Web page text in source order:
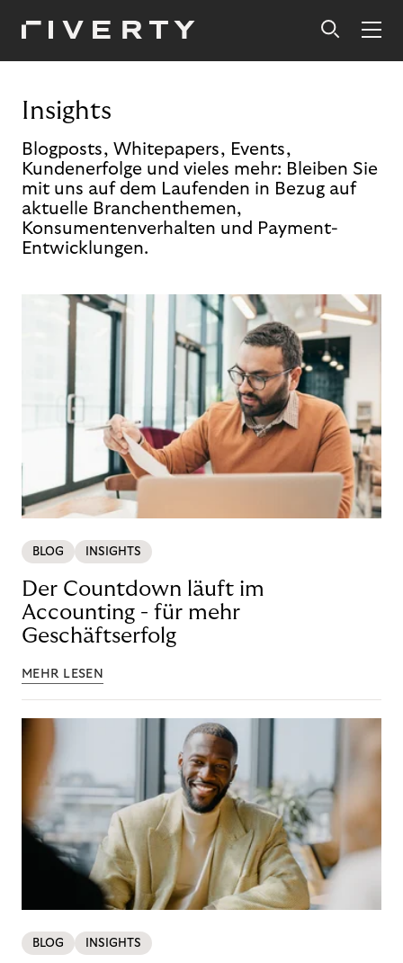
Insights
Blogposts, Whitepapers, Events,
Kundenerfolge und vieles mehr: Bleiben Sie
mit uns auf dem Laufenden in Bezug auf
aktuelle Branchenthemen,
Konsumentenverhalten und Payment-
Entwicklungen.
BLOG INSIGHTS
Der Countdown läuft im
Accounting - für mehr
Geschäftserfolg
MEHR LESEN
BLOG INSIGHTS